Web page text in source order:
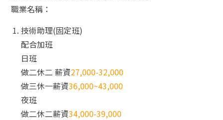
職業名稱：
技術助理(固定班)
配合加班
日班
做二休二 薪資27,000-32,000
做三休一薪資36,000~43,000
夜班
做二休二薪資34,000-39,000